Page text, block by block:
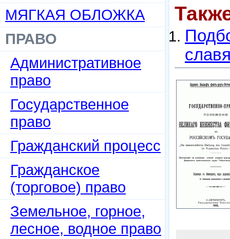
МЯГКАЯ ОБЛОЖКА
ПРАВО
Административное
право
Государственное
право
Гражданский процесс
Гражданское
(торговое) право
Земельное, горное,
лесное, водное право